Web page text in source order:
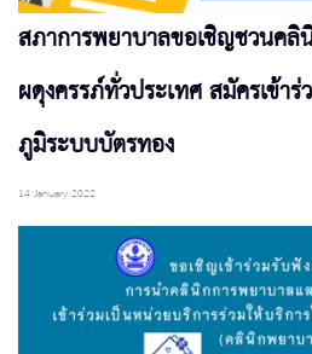
สภาการพยาบาลขอเชิญชวนคลิ
ผดุงครรภ์ทั่วประเทศ สมัครเข้า
ภูมิระบบบัตรทอง
14 January 2022